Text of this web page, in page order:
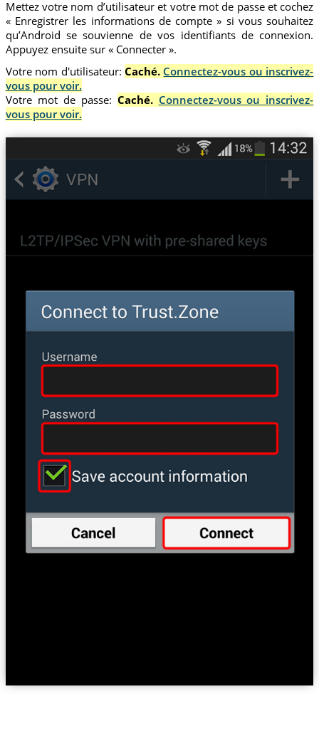
Mettez votre nom d’utilisateur et votre mot de passe et cochez
« Enregistrer les informations de compte » si vous souhaitez
qu’Android se souvienne de vos identifiants de connexion.
Appuyez ensuite sur « Connecter ».
Votre nom d'utilisateur: Caché. Connectez-vous ou inscrivez-
vous pour voir.
Votre mot de passe: Caché. Connectez-vous ou inscrivez-
vous pour voir.